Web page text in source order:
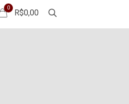
0
R$0,00